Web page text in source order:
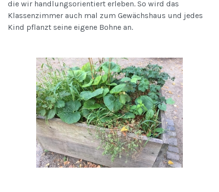
die wir handlungsorientiert erleben. So wird das
Klassenzimmer auch mal zum Gewächshaus und jedes
Kind pflanzt seine eigene Bohne an.